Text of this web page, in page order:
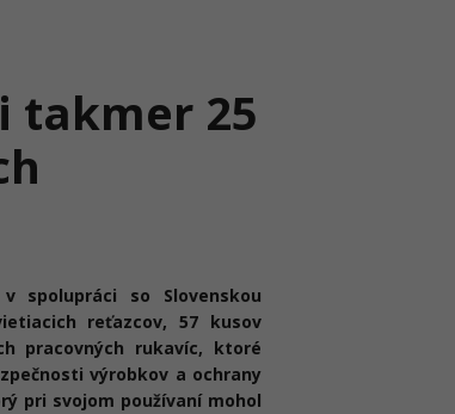
takmer 25
spolupráci so Slovenskou
reťazcov, 57 kusov
pracovných rukavíc, ktoré
výrobkov a ochrany
pri svojom používaní mohol